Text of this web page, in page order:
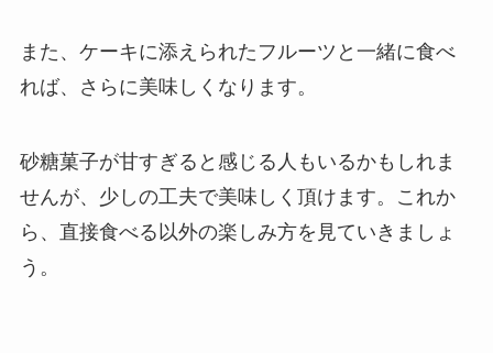
また、ケーキに添えられたフルーツと一緒に食べ
れば、さらに美味しくなります。
砂糖菓子が甘すぎると感じる人もいるかもしれま
せんが、少しの工夫で美味しく頂けます。これか
ら、直接食べる以外の楽しみ方を見ていきましょ
う。